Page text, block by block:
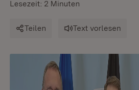
Lesezeit: 2 Minuten
Teilen Text vorlesen